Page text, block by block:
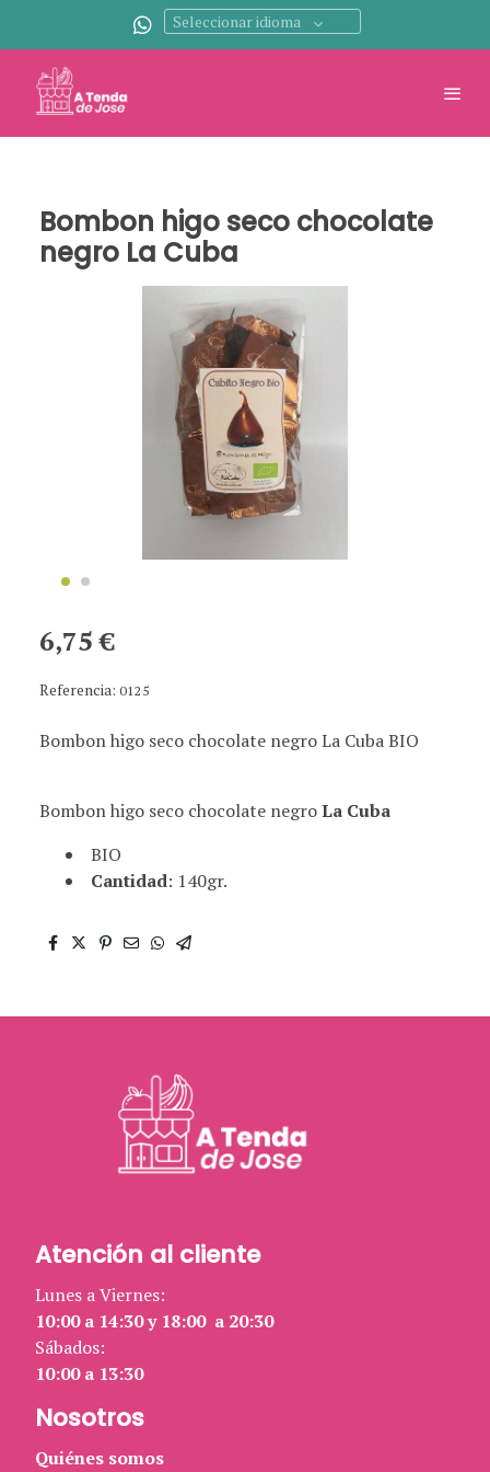
Seleccionar idioma
Bombon higo seco chocolate
negro La Cuba
6,75 €
Referencia: 0125
Bombon higo seco chocolate negro La Cuba BIO
Bombon higo seco chocolate negroLa Cuba
BIO
Cantidad: 140gr.
Atención al cliente
Lunes a Viernes:
10:00 a 14:30 y 18:00 a 20:30
Sábados:
10:00 a 13:30
Nosotros
Quiénes somos